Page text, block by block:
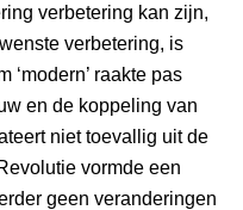
verbetering kan zijn,
verbetering, is
‘modern’ raakte pas
en de koppeling van
niet toevallig uit de
vormde een
geen veranderingen